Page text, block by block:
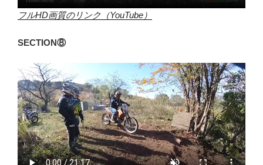
フルHD画質のリンク（YouTube）
SECTION⑧